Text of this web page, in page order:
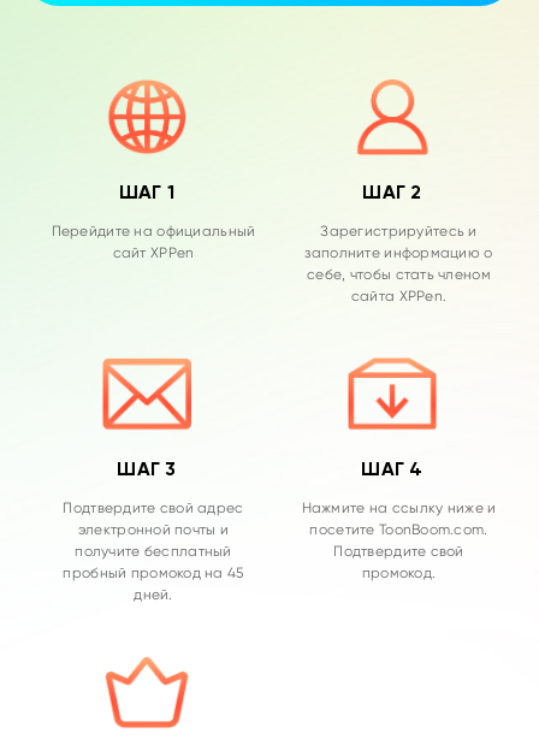
ШАГ 1
Перейдите на официальный
сайт XPPen
ШАГ 2
Зарегистрируйтесь и
заполните информацию о
себе, чтобы стать членом
сайта XPPen.
ШАГ 3
Подтвердите свой адрес
электронной почты и
получите бесплатный
пробный промокод на 45
дней.
ШАГ 4
Нажмите на ссылку ниже и
посетите ToonBoom.com.
Подтвердите свой
промокод.